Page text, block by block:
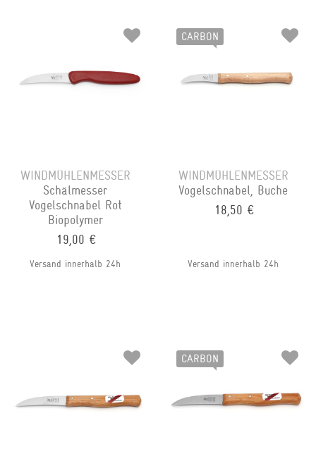
WINDMÜHLENMESSER
Schälmesser
Vogelschnabel Rot
Biopolymer
19,00 €
Versand innerhalb 24h
CARBON
WINDMÜHLENMESSER
Vogelschnabel, Buche
18,50 €
Versand innerhalb 24h
CARBON